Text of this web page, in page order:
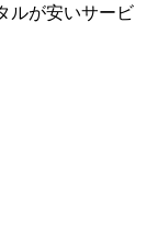
ルが安いサービ